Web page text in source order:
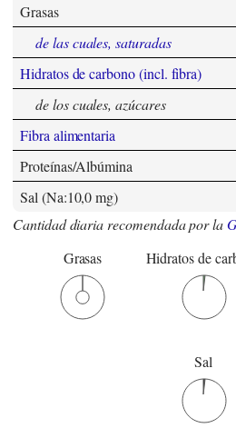
Grasas
de las cuales, saturadas
Hidratos de carbono (incl. fibra)
de los cuales, azúcares
Fibra alimentaria
Proteínas/Albúmina
Sal (Na:10,0 mg)
Cantidad diaria recomendada por la
Grasas
Hidratos de
Sal